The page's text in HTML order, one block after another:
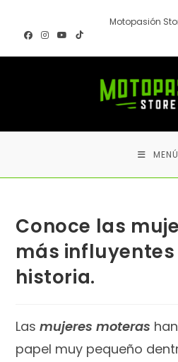
contenido
Motopasión
MENÚ
Conoce las
más influyentes
historia.
Lasmujeres moteras
papel muy pequeño